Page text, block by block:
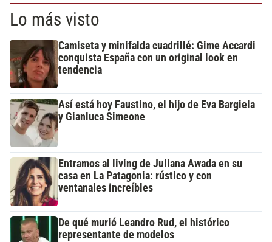
Lo más visto
Camiseta y minifalda cuadrillé: Gime Accardi
conquista España con un original look en
tendencia
Así está hoy Faustino, el hijo de Eva Bargiela
y Gianluca Simeone
Entramos al living de Juliana Awada en su
casa en La Patagonia: rústico y con
ventanales increíbles
De qué murió Leandro Rud, el histórico
representante de modelos